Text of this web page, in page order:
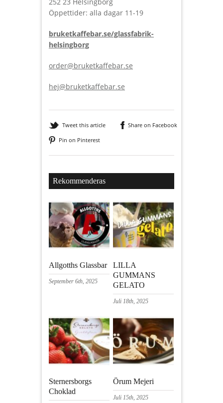
Öppettider: alla dagar 11-19
bruketkaffebar.se/glassfabrik-
helsingborg
order@bruketkaffebar.se
hej@bruketkaffebar.se
Tweet this article
Share on Facebook
Pin on Pinterest
Rekommenderas
Allgotths Glassbar
September 6th, 2025
LILLA
GUMMANS
GELATO
Juli 18th, 2025
Sternersborgs
Choklad
Örum Mejeri
Juli 15th, 2025